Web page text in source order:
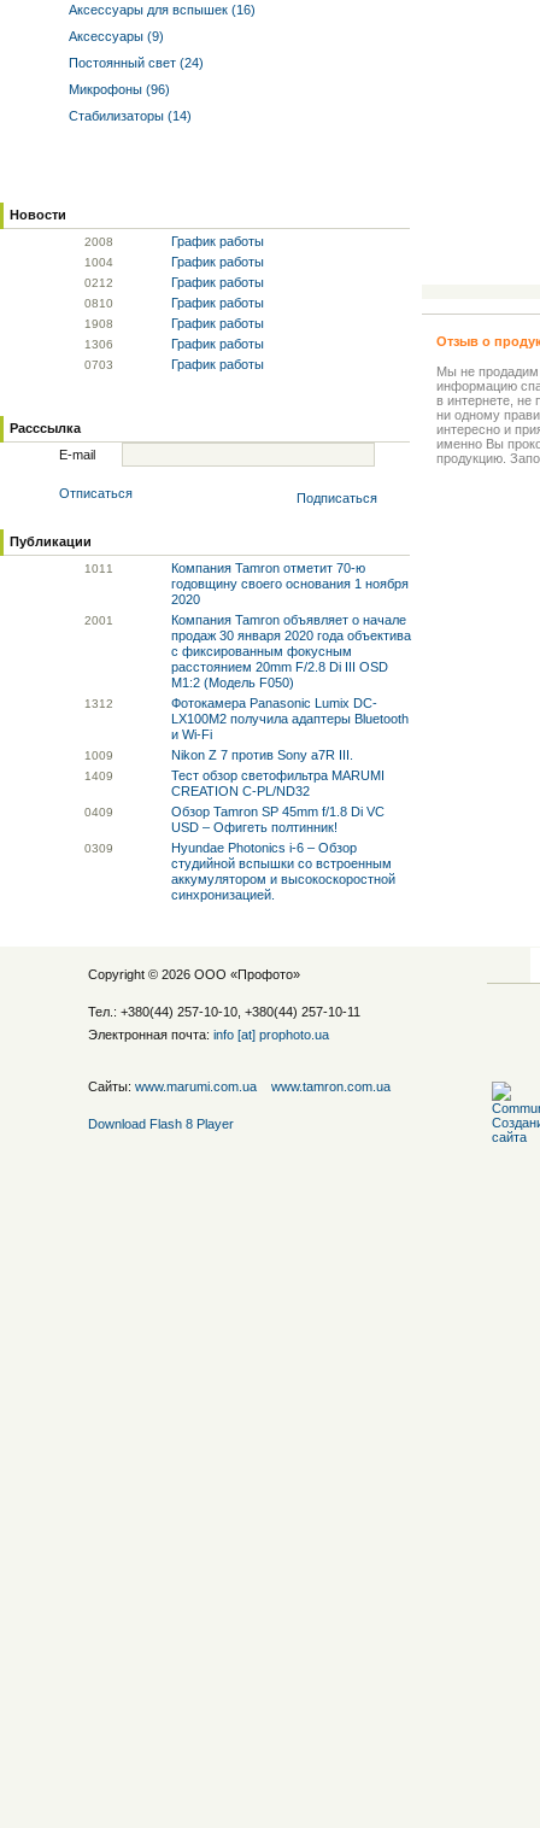
Аксессуары для вспышек (16)
Аксессуары (9)
Постоянный свет (24)
Микрофоны (96)
Стабилизаторы (14)
Новости
2008 График работы
1004 График работы
0212 График работы
0810 График работы
1908 График работы
1306 График работы
0703 График работы
Расссылка
E-mail
Отписаться Подписаться
Публикации
1011
Компания Tamron отметит 70-ю
годовщину своего основания 1 ноября
2020
2001
Компания Tamron объявляет о начале
продаж 30 января 2020 года объектива
с фиксированным фокусным
расстоянием 20mm F/2.8 Di III OSD
M1:2 (Модель F050)
1312
Фотокамера Panasonic Lumix DC-
LX100M2 получила адаптеры Bluetooth
и Wi-Fi
1009 Nikon Z 7 против Sony a7R III.
1409
Тест обзор светофильтра MARUMI
CREATION C-PL/ND32
0409
Обзор Tamron SP 45mm f/1.8 Di VC
USD – Офигеть полтинник!
0309
Hyundae Photonics i-6 – Обзор
студийной вспышки со встроенным
аккумулятором и высокоскоростной
синхронизацией.
Отзыв о
Мы не
информацию
в интернете, не
ни одному
интересно и
именно Вы
продукцию.
Copyright © 2026 ООО «Профото»
Тел.: +380(44) 257-10-10, +380(44) 257-10-11
Электронная почта: info [at] prophoto.ua
Сайты: www.marumi.com.ua www.tamron.com.ua
Download Flash 8 Player